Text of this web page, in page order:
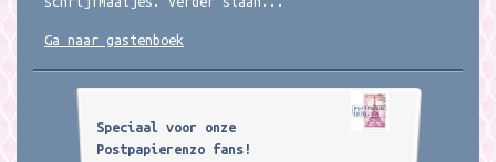
Ga naar gastenboek
Speciaal voor onze
Postpapierenzo fans!